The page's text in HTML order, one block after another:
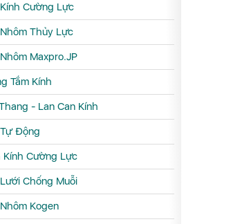
Cường Lực
Thủy Lực
Maxpro.JP
Tắm Kính
- Lan Can Kính
Động
Kính Cường Lực
Chống Muỗi
Kogen